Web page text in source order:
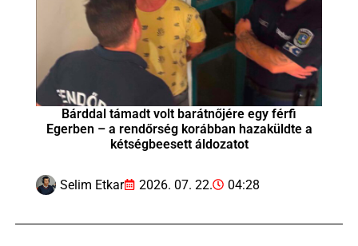
Bárddal támadt volt barátnőjére egy férfi
Egerben – a rendőrség korábban hazaküldte a
kétségbeesett áldozatot
Selim Etkar 2026. 07. 22. 04:28